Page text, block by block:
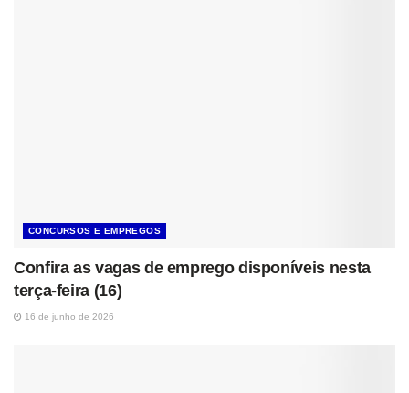
CONCURSOS E EMPREGOS
Confira as vagas de emprego disponíveis nesta
terça-feira (16)
16 de junho de 2026